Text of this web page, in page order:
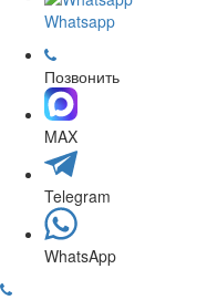
Whatsapp
Позвонить
MAX
Telegram
WhatsApp